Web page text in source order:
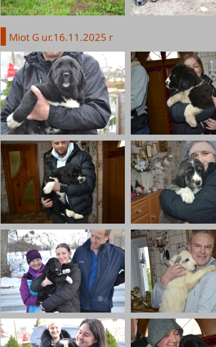
Miot G ur.16.11.2025 r